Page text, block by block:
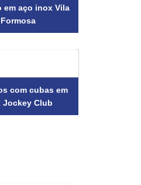
em aço inox Vila
Formosa
com cubas em
Jockey Club